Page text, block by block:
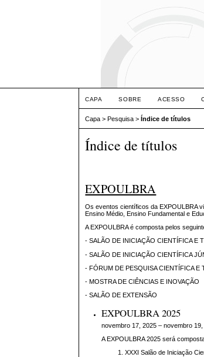
CAPA SOBRE ACESSO
Capa >Pesquisa >Índice de títulos
Índice de títulos
EXPOULBRA
Os eventos científicos da EXPOULBRA
Ensino Médio, Ensino Fundamental e
A EXPOULBRA é composta pelos
- SALÃO DE INICIAÇÃO CIENTÍFICA E
- SALÃO DE INICIAÇÃO CIENTÍFICA
- FÓRUM DE PESQUISA CIENTÍFICA E
- MOSTRA DE CIÊNCIAS E INOVAÇÃO
- SALÃO DE EXTENSÃO
EXPOULBRA 2025
novembro 17, 2025 – novembro 19,
A EXPOULBRA 2025 será
XXXI Salão de Iniciação